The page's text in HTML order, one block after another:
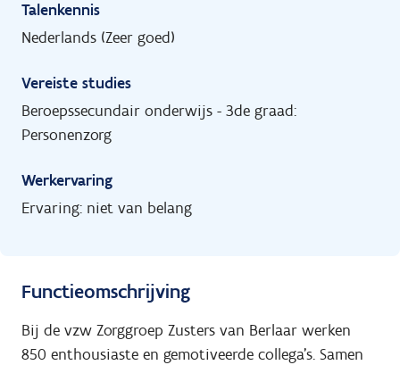
Talenkennis
Nederlands (Zeer goed)
Vereiste studies
Beroepssecundair onderwijs - 3de graad:
Personenzorg
Werkervaring
Ervaring: niet van belang
Functieomschrijving
Bij de vzw Zorggroep Zusters van Berlaar werken
850 enthousiaste en gemotiveerde collega’s. Samen